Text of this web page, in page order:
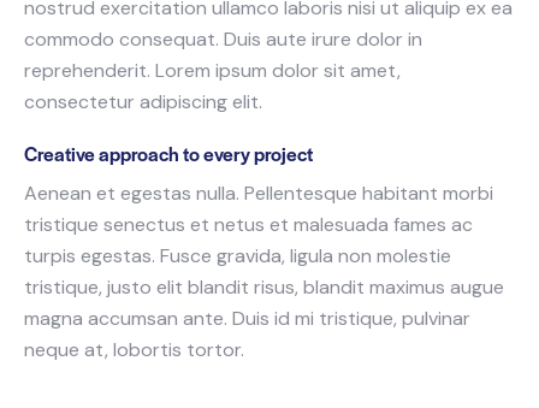
nostrud exercitation ullamco laboris nisi ut aliquip ex ea
commodo consequat. Duis aute irure dolor in
reprehenderit. Lorem ipsum dolor sit amet,
consectetur adipiscing elit.
Creative approach to every project
Aenean et egestas nulla. Pellentesque habitant morbi
tristique senectus et netus et malesuada fames ac
turpis egestas. Fusce gravida, ligula non molestie
tristique, justo elit blandit risus, blandit maximus augue
magna accumsan ante. Duis id mi tristique, pulvinar
neque at, lobortis tortor.